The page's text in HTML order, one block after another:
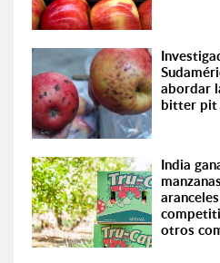
abordar
bitter pit
India
otros